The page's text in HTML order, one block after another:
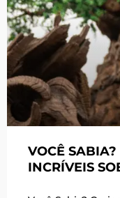
VOCÊ
INCRÍVEIS